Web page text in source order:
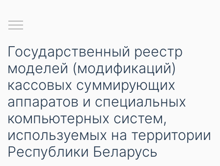
Государственный реестр
моделей (модификаций)
кассовых суммирующих
аппаратов и специальных
компьютерных систем,
используемых на территории
Республики Беларусь